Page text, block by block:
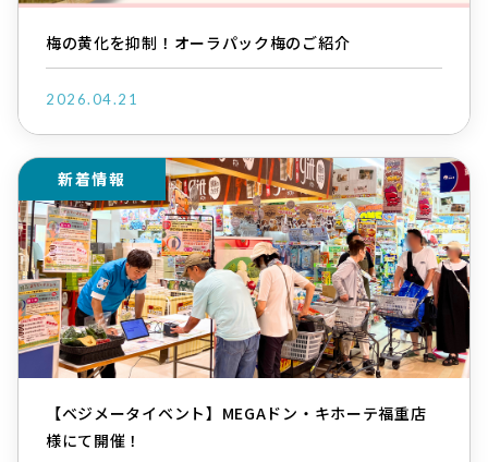
梅の黄化を抑制！オーラパック梅のご紹介
2026.04.21
新着情報
【ベジメータイベント】MEGAドン・キホーテ福重店
様にて開催！